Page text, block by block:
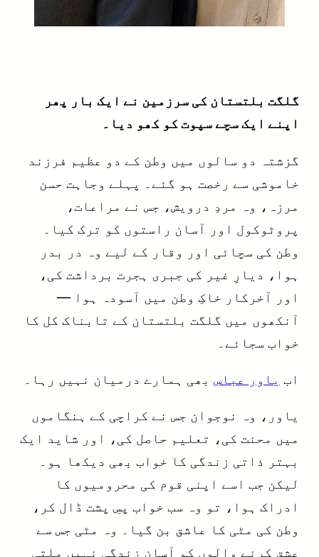
گلگت بلتستان کی سرزمین نے ایک بار پھر
اپنے ایک سچے سپوت کو کھو دیا۔
گزشتہ دو سالوں میں وطن کے دو عظیم فرزند
خاموشی سے رخصت ہو گئے۔ پہلے وجاہت حسن
مرزہ، وہ مردِ درویش، جس نے مراعات،
پروٹوکول اور آسان راستوں کو ترک کیا۔
وطن کی سچائی اور وقار کے لیے وہ در بدر
ہوا، دیارِ غیر کی جبری ہجرت برداشت کی،
اور آخرکار خاکِ وطن میں آسودہ ہوا —
آنکھوں میں گلگت بلتستان کے تابناک کل کا
خواب سجائے۔
اب یاور عباس بھی ہمارے درمیان نہیں رہا۔
یاور، وہ نوجوان جس نے کراچی کے ہنگاموں
میں محنت کی، تعلیم حاصل کی، اور شاید ایک
بہتر ذاتی زندگی کا خواب بھی دیکھا ہو۔
لیکن جب اسے اپنی قوم کی محرومیوں کا
ادراک ہوا، تو وہ سب خواب پسِ پشت ڈال کر،
وطن کی مٹی کا عاشق بن گیا۔ وہ مٹی جس سے
عشق کرنے والوں کو آسان زندگی نہیں ملتی